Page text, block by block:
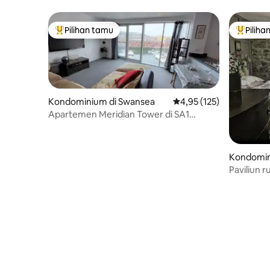
Pilihan tamu terpopuler
Pilihan tamu
Kondominium di Swansea Nilai rata-rata 4,95 dari
4,95 (125)
Apartemen Meridian Tower di SA1
Pilihan
Paviliun